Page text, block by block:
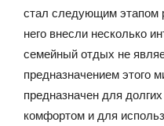
стал следующим этапом
него внесли несколько
семейный отдых не
предназначением этого
предназначен для
комфортом и для